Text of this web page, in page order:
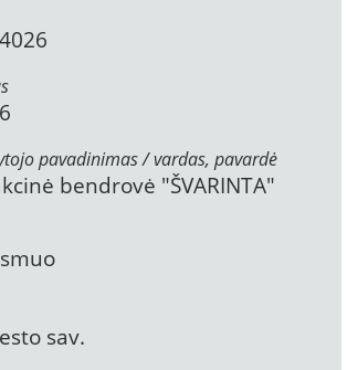
pavadinimas / vardas, pavardė
bendrovė "ŠVARINTA"
sav.